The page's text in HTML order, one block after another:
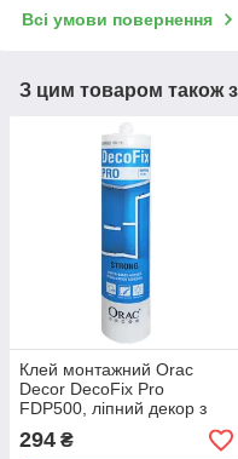
Всі умови повернення
З цим товаром також
Клей монтажний Orac
Decor DecoFix Pro
FDP500, ліпний декор з
поліуретану
294 ₴